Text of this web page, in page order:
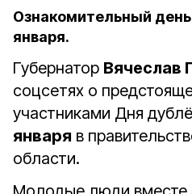
Ознакомительный
января.
Губернатор Вячеслав
соцсетях о
участниками Дня
января в
области.